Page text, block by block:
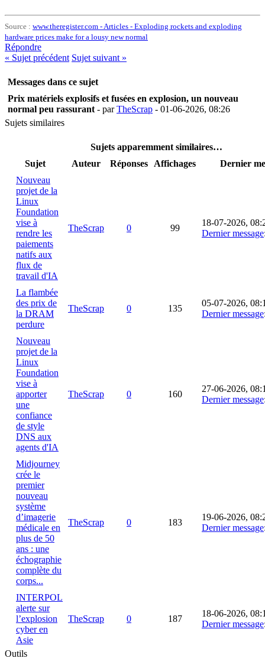
Source : www.theregister.com - Articles - Exploding rockets and exploding
hardware prices make for a lousy new normal
Répondre
« Sujet précédent Sujet suivant »
Messages dans ce sujet
Prix matériels explosifs et fusées en explosion, un nouveau
normal peu rassurant - parTheScrap - 01-06-2026, 08:26
Sujets similaires
Sujets apparemment similaires…
Sujet
Auteur Réponses Affichages
Dernier
Nouveau
projet de la
Linux
Foundation
vise à
rendre les
paiements
natifs aux
flux de
travail d'IA
TheScrap 0 99
18-07-2026,
Dernier message
La flambée
des prix de
la DRAM
perdure
TheScrap 0 135
05-07-2026,
Dernier message
Nouveau
projet de la
Linux
Foundation
vise à
apporter
une
confiance
de style
DNS aux
agents d'IA
TheScrap 0 160
27-06-2026,
Dernier message
Midjourney
crée le
premier
nouveau
système
d’imagerie
médicale en
plus de 50
ans : une
échographie
complète du
corps...
TheScrap 0 183
19-06-2026,
Dernier message
INTERPOL
alerte sur
l’explosion
cyber en
Asie
TheScrap 0 187
18-06-2026,
Dernier message
Outils